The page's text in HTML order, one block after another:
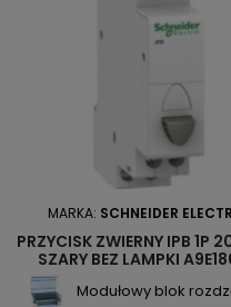
MARKA: SCHNEIDER
PRZYCISK ZWIERNY IPB 1P
SZARY BEZ LAMPKI
Modułowy blok